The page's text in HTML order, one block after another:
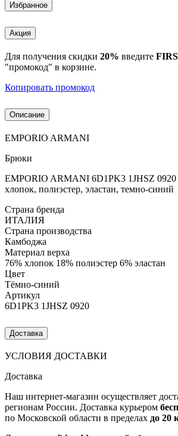
Избранное
Акция
Для получения скидки 20% введите
"промокод" в корзине.
Копировать промокод
Описание
EMPORIO ARMANI
Брюки
EMPORIO ARMANI 6D1PK3 1JHSZ
хлопок, полиэстер, эластан, темно-синий
Страна бренда
ИТАЛИЯ
Страна производства
Камбоджа
Материал верха
76% хлопок 18% полиэстер 6% эластан
Цвет
Тёмно-синий
Артикул
6D1PK3 1JHSZ 0920
Доставка
УСЛОВИЯ ДОСТАВКИ
Доставка
Наш интернет-магазин осуществляет
регионам России. Доставка курьером
по Московской области в пределах до 20